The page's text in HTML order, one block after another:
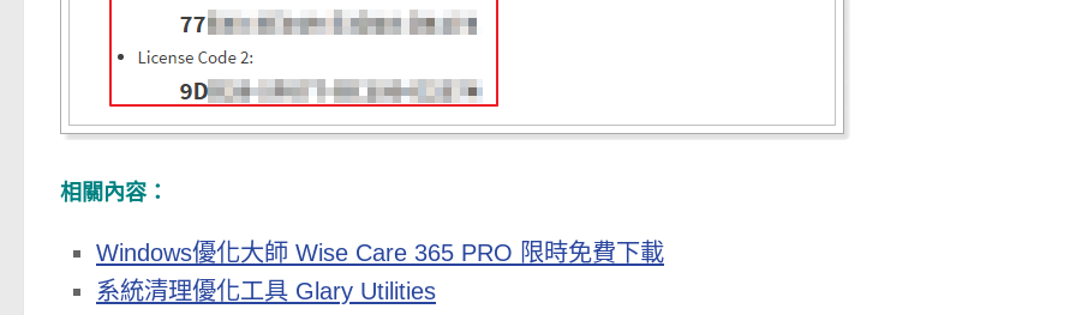
相關內容：
Windows優化大師 Wise Care 365 PRO 限時免費下載
系統清理優化工具 Glary Utilities